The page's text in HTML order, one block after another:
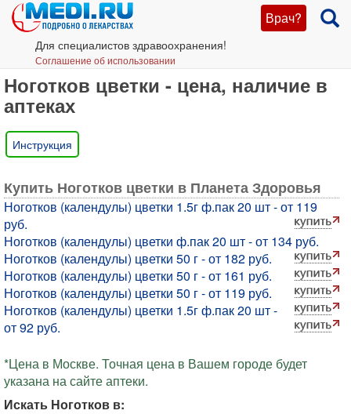
Врач?
Для специалистов здравоохранения!
Соглашение об использовании
Ноготков цветки - цена, наличие в
аптеках
Инструкция
Купить Ноготков цветки в Планета Здоровья
Ноготков (календулы) цветки 1.5г ф.пак 20 шт - от 119
руб.
Ноготков (календулы) цветки ф.пак 20 шт - от 134 руб.
Ноготков (календулы) цветки 50 г - от 182 руб.
Ноготков (календулы) цветки 50 г - от 161 руб.
Ноготков (календулы) цветки 50 г - от 119 руб.
Ноготков (календулы) цветки 1.5г ф.пак 20 шт -
от 92 руб.
*Цена в Москве. Точная цена в Вашем городе будет
указана на сайте аптеки.
Искать Ноготков в: